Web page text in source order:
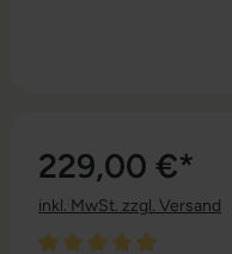
229,00 €*
inkl. MwSt. zzgl. Versand